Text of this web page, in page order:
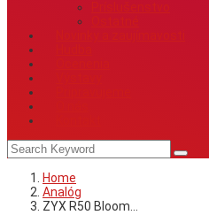
Home
Analóg
ZYX R50 Bloom…